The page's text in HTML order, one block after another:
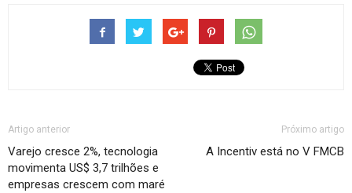
Artigo anterior
Varejo cresce 2%, tecnologia
movimenta US$ 3,7 trilhões e
empresas crescem com maré
Próximo artigo
A Incentiv está no V FMCB